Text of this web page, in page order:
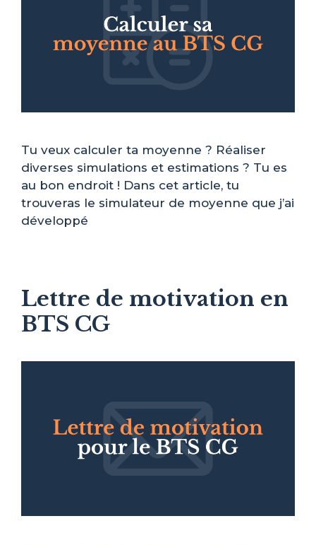
Tu veux calculer ta moyenne ? Réaliser
diverses simulations et estimations ? Tu es
au bon endroit ! Dans cet article, tu
trouveras le simulateur de moyenne que j’ai
développé
Lettre de motivation en
BTS CG